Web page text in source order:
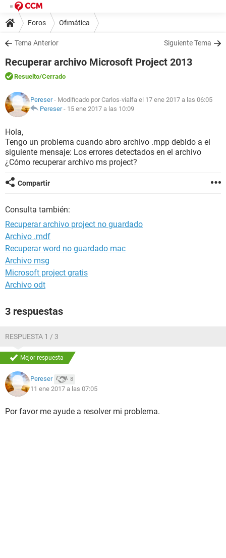
Foros Ofimática
Tema Anterior Siguiente Tema
Recuperar archivo Microsoft Project 2013
Resuelto/Cerrado
Pereser- Modificado por Carlos-vialfa el 17 ene 2017 a las 06:05
Pereser- 15 ene 2017 a las 10:09
Hola,
Tengo un problema cuando abro archivo .mpp debido a el
siguiente mensaje: Los errores detectados en el archivo
¿Cómo recuperar archivo ms project?
Compartir
Consulta también:
Recuperar archivo project no guardado
Archivo .mdf
Recuperar word no guardado mac
Archivo msg
Microsoft project gratis
Archivo odt
3 respuestas
RESPUESTA 1 / 3
Mejor respuesta
Pereser 8
11 ene 2017 a las 07:05
Por favor me ayude a resolver mi problema.